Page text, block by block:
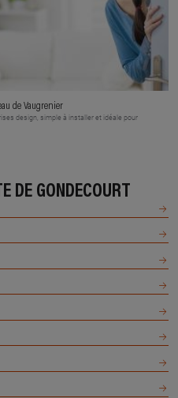
de Vaugrenier
design, simple à installer et idéale pour
DE GONDECOURT